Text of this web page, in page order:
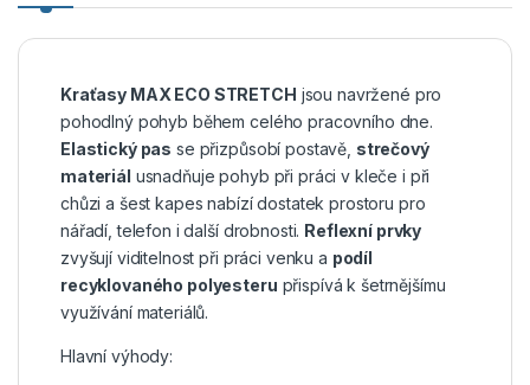
Kraťasy MAX ECO STRETCH jsou navržené pro
pohodlný pohyb během celého pracovního dne.
Elastický pas se přizpůsobí postavě, strečový
materiál usnadňuje pohyb při práci v kleče i při
chůzi a šest kapes nabízí dostatek prostoru pro
nářadí, telefon i další drobnosti. Reflexní prvky
zvyšují viditelnost při práci venku a podíl
recyklovaného polyesteru přispívá k šetrnějšímu
využívání materiálů.
Hlavní výhody: